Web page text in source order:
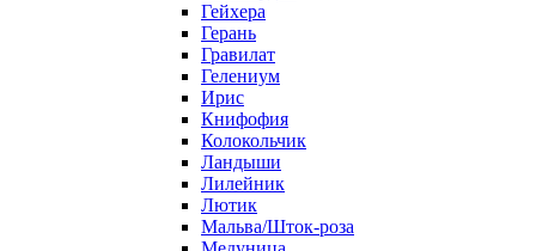
Гейхера
Герань
Гравилат
Гелениум
Ирис
Книфофия
Колокольчик
Ландыши
Лилейник
Лютик
Мальва/Шток-роза